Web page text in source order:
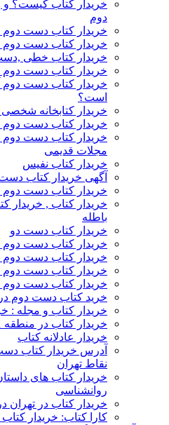
خریدار کتاب کیست؟
دوم
خریدار کتاب دست دوم
خریدار کتاب دست دوم
خریدار کتاب خطی
خریدار کتاب دست دوم
خریدار کتاب دست دوم
است؟
خریدار کتابخانه
خریدار کتاب دست
خریدار کتاب دست دوم
مجلات قدیمی
خریدار کتاب نفیس
آگهی خریدار کتاب
خریدار کتاب دست دوم
خریدار کتاب , خریدار
باطله
خریدار کتاب دست دو
خریدار کتاب دست دوم
خریدار کتاب دست
خریدار کتاب دست
خریدار کتاب دست
خرید کتاب دست دوم
خریدار کتاب و مجله
خریدار کتاب در منطقه 1
خریدار عادلانه کتاب
آدرس خریدار کتاب
نقاط تهران
خریدار کتاب های
روانشناسی
خریدار کتاب در تهران
کارا کتاب: خریدار